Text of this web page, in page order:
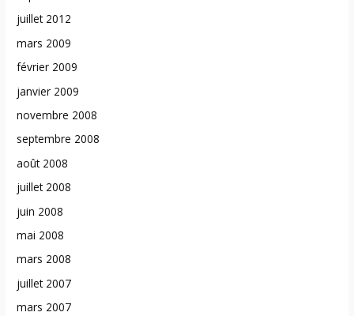
juillet 2012
mars 2009
février 2009
janvier 2009
novembre 2008
septembre 2008
août 2008
juillet 2008
juin 2008
mai 2008
mars 2008
juillet 2007
mars 2007